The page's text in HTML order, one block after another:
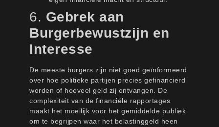
6. Gebrek aan
Burgerbewustzijn en
Interesse
De meeste burgers zijn niet goed geïnformeerd
over hoe politieke partijen precies gefinancierd
worden of hoeveel geld zij ontvangen. De
complexiteit van de financiële rapportages
maakt het moeilijk voor het gemiddelde publiek
om te begrijpen waar het belastinggeld heen